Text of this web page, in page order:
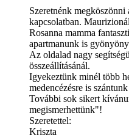
Szeretnénk megköszönni
kapcsolatban.
Rosanna mamma
apartmanunk is
Az oldalad nagy
összeállításánál.
Igyekeztünk minél több
medencézésre is
További sok sikert
megismerhettünk"!
Szeretettel:
Kriszta